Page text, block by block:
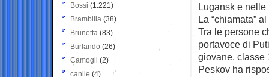
Lugansk e
La “chiamata”
Tra le persone
portavoce di
giovane, classe
Peskov ha
Bossi (1.221)
Brambilla (38)
Brunetta (83)
Burlando (26)
Camogli (2)
canile (4)